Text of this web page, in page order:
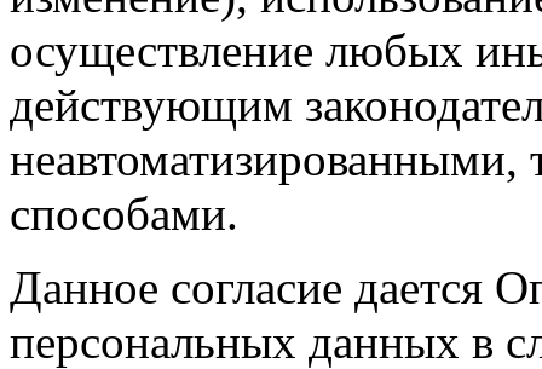
осуществление любых
действующим
неавтоматизированными,
способами.
Данное согласие дается
персональных данных в